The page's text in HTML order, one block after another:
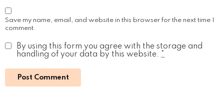
Save my name, email, and website in this browser for the next time I
comment.
By using this form you agree with the storage and
handling of your data by this website. *